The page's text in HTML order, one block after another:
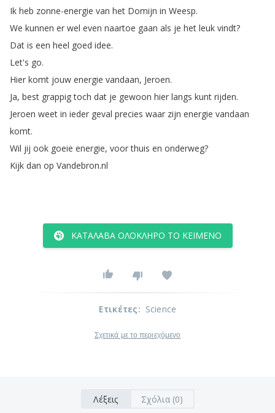
Ik heb zonne-energie van het Domijn in Weesp.
We kunnen er wel even naartoe gaan als je het leuk vindt?
Dat is een heel goed idee.
Let's go.
Hier komt jouw energie vandaan, Jeroen.
Ja, best grappig toch dat je gewoon hier langs kunt rijden.
Jeroen weet in ieder geval precies waar zijn energie vandaan
komt.
Wil jij ook goeie energie, voor thuis en onderweg?
Kijk dan op Vandebron.nl
ΚΑΤΆΛΑΒΑ ΟΛΌΚΛΗΡΟ ΤΟ ΚΕΊΜΕΝΟ
Ετικέτες: Science
Σχετικά με το περιεχόμενο
Λέξεις Σχόλια (0)